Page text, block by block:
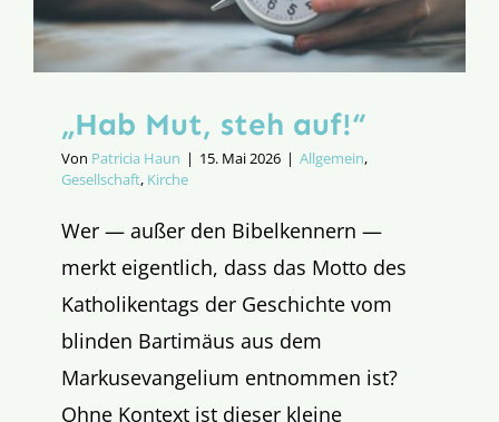
„Hab Mut, steh auf!“
Von Patricia Haun | 15. Mai 2026 | Allgemein,
Gesellschaft, Kirche
Wer — außer den Bibelkennern —
merkt eigentlich, dass das Motto des
Katholikentags der Geschichte vom
blinden Bartimäus aus dem
Markusevangelium entnommen ist?
Ohne Kontext ist dieser kleine